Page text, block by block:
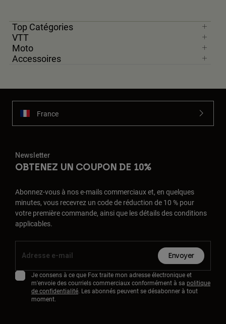
Top Catégories
VTT
Moto
Accessoires
France
Newsletter
OBTENEZ UN COUPON DE 10%
Abonnez-vous à nos e-mails commerciaux et, en quelques
minutes, vous recevrez un code de réduction de 10 % pour
votre première commande, ainsi que les détails des conditions
applicables.
Envoyer
Je consens à ce que Fox traite mon adresse électronique et
m'envoie des courriels commerciaux conformément à sa politique
de confidentialité. Les abonnés peuvent se désabonner à tout
moment.